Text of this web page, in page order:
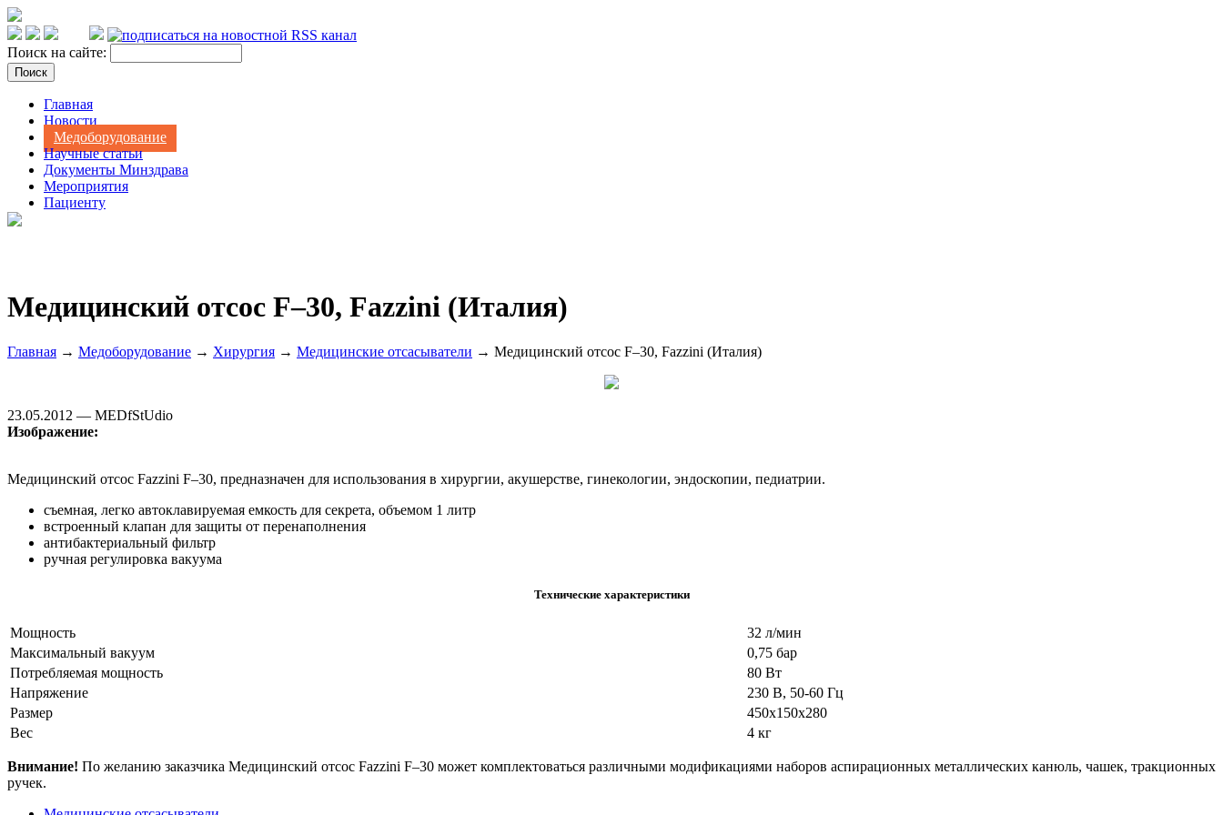
Поиск на сайте:
Главная
Новости
Медоборудование
Научные статьи
Документы Минздрава
Мероприятия
Пациенту
Медицинский отсос F–30, Fazzini (Италия)
Главная → Медоборудование → Хирургия → Медицинские отсасыватели → Медицинский отсос F–30, Fazzini (Италия)
23.05.2012 — MEDfStUdio
Изображение:
Медицинский отсос Fazzini F–30, предназначен для использования в хирургии, акушерстве, гинекологии, эндоскопии, педиатрии.
съемная, легко автоклавируемая емкость для секрета, объемом 1 литр
встроенный клапан для защиты от перенаполнения
антибактериальный фильтр
ручная регулировка вакуума
Технические характеристики
Мощность
32 л/мин
Максимальный вакуум
0,75 бар
Потребляемая мощность
80 Вт
Напряжение
230 В, 50-60 Гц
Размер
450х150х280
Вес
4 кг
Внимание! По желанию заказчика Медицинский отсос Fazzini F–30 может комплектоваться различными модификациями наборов аспирационных металлических канюль, чашек, тракционных
ручек.